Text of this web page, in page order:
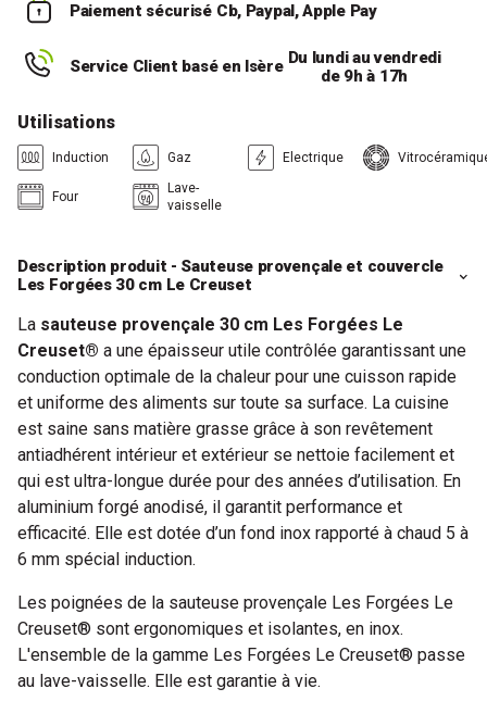
Paiement sécurisé Cb, Paypal, Apple Pay
Service Client basé en Isère Du lundi au vendredi
de 9h à 17h
Utilisations
Induction Gaz Electrique
Four
Lave-
vaisselle
Description produit - Sauteuse provençale et couvercle
Les Forgées 30 cm Le Creuset
La sauteuse provençale 30 cm Les Forgées Le
Creuset® a une épaisseur utile contrôlée garantissant une
conduction optimale de la chaleur pour une cuisson rapide
et uniforme des aliments sur toute sa surface. La cuisine
est saine sans matière grasse grâce à son revêtement
antiadhérent intérieur et extérieur se nettoie facilement et
qui est ultra-longue durée pour des années d’utilisation. En
aluminium forgé anodisé, il garantit performance et
efficacité. Elle est dotée d’un fond inox rapporté à chaud 5 à
6 mm spécial induction.
Les poignées de la sauteuse provençale Les Forgées Le
Creuset® sont ergonomiques et isolantes, en inox.
L'ensemble de la gamme Les Forgées Le Creuset® passe
au lave-vaisselle. Elle est garantie à vie.